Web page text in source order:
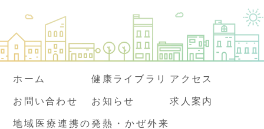
ホーム 健康ライブラリ アクセス
お問い合わせ お知らせ 求人案内
地域医療連携の発熱・かぜ外来